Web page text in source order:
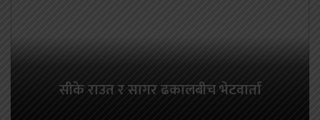
सीके राउत र सागर ढकालबीच भेटवार्ता